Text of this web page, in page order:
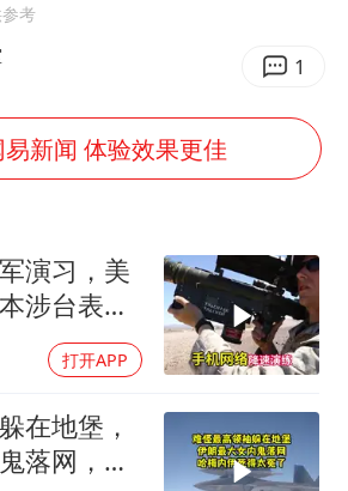
武契奇：欧洲已处于大战边缘
7月CPI同比上涨0.5% 经济内生增长动力持续增强
部分银行上调存款利率
朱一龙的鼻子怎么了
成都多趟列车临时停运
路虎卫士限时降17万 BBA已集体降价
下党之路
考
1
新闻 体验效果更佳
演习，美
涉台表述
到通知
打开APP
在地堡，
落网，哈